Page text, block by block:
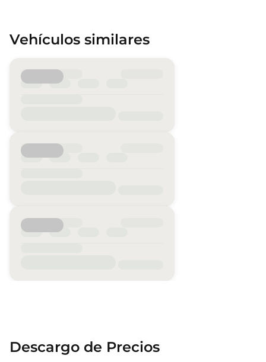
Vehículos similares
Descargo de Precios